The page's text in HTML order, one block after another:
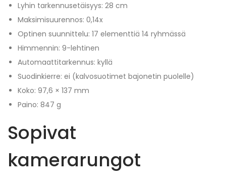
Lyhin tarkennusetäisyys: 28 cm
Maksimisuurennos: 0,14x
Optinen suunnittelu: 17 elementtiä 14 ryhmässä
Himmennin: 9-lehtinen
Automaattitarkennus: kyllä
Suodinkierre: ei (kalvosuotimet bajonetin puolelle)
Koko: 97,6 × 137 mm
Paino: 847 g
Sopivat
kamerarungot